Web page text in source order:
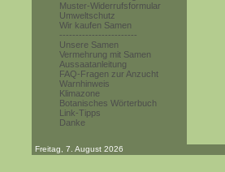
Muster-Widerrufsformular
Umweltschutz
Wir kaufen Samen
------------------------
Unsere Samen
Vermehrung mit Samen
Aussaatanleitung
FAQ-Fragen zur Anzucht
Warnhinweis
Klimazone
Botanisches Wörterbuch
Link-Tipps
Danke
Freitag, 7. August 2026